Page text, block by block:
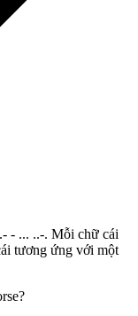
- ... ..-. Mỗi chữ cái
tương ứng với một